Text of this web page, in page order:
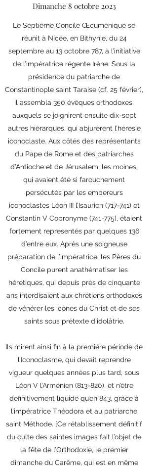
Dimanche 8 octobre 2023
Le Septième Concile Œcuménique se
réunit à Nicée, en Bithynie, du 24
septembre au 13 octobre 787, à l’initiative
de l’impératrice régente Irène. Sous la
présidence du patriarche de
Constantinople saint Taraise (cf. 25 février),
il assembla 350 évêques orthodoxes,
auxquels se joignirent ensuite dix-sept
autres hiérarques, qui abjurèrent l’hérésie
iconoclaste. Aux côtés des représentants
du Pape de Rome et des patriarches
d’Antioche et de Jérusalem, les moines,
qui avaient été si farouchement
persécutés par les empereurs
iconoclastes Léon III l’Isaurien (717-741) et
Constantin V Copronyme (741-775), étaient
fortement représentés par quelques 136
d’entre eux. Après une soigneuse
préparation de l’impératrice, les Pères du
Concile purent anathématiser les
hérétiques, qui depuis près de cinquante
ans interdisaient aux chrétiens orthodoxes
de vénérer les icônes du Christ et de ses
saints sous prétexte d’idolâtrie.
Ils mirent ainsi fin à la première période de
l’Iconoclasme, qui devait reprendre
vigueur quelques années plus tard, sous
Léon V l’Arménien (813-820), et n’être
définitivement liquidé qu’en 843, grâce à
l’impératrice Théodora et au patriarche
saint Méthode. [Ce rétablissement définitif
du culte des saintes images fait l’objet de
la fête de l’Orthodoxie, le premier
dimanche du Carême, qui est en même